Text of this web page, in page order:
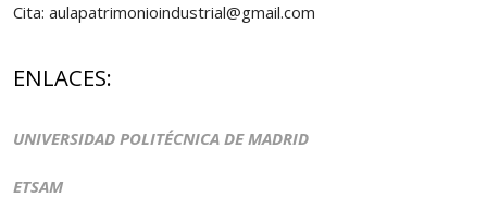
Cita: aulapatrimonioindustrial@gmail.com
ENLACES:
UNIVERSIDAD POLITÉCNICA DE MADRID
ETSAM